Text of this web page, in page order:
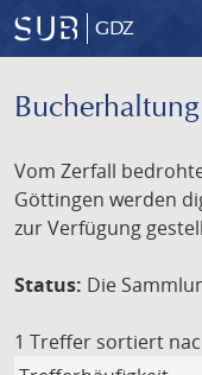
GDZ
Bucherhaltung
Vom Zerfall
Göttingen werden
zur Verfügung
Status: Die
1 Treffer sortiert